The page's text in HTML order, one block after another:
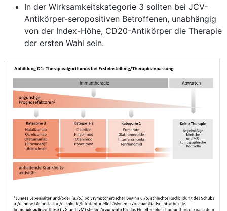
In der Wirksamkeitskategorie 3 sollten bei JCV-
Antikörper-seropositiven Betroffenen, unabhängig
von der Index-Höhe, CD20-Antikörper die Therapie
der ersten Wahl sein.